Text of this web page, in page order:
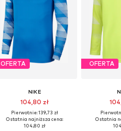
OFERTA
NIKE
104,80 zł
Pierwotnie: 139,73 zł
Ostatnia najniższa cena:
104,80 zł
OFERTA
Ostatnia